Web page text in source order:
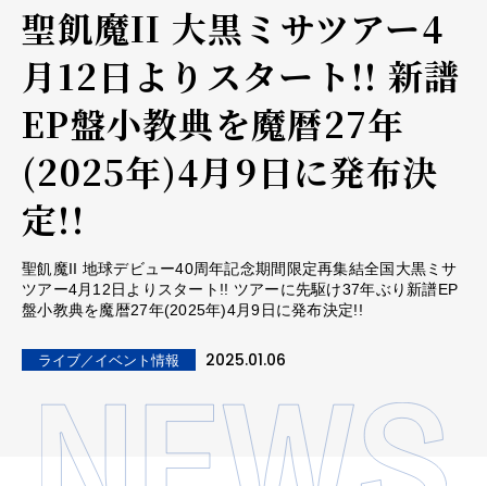
聖飢魔II 大黒ミサツアー4
月12日よりスタート!! 新譜
EP盤小教典を魔暦27年
(2025年)4月9日に発布決
定!!
聖飢魔II 地球デビュー40周年記念期間限定再集結全国大黒ミサ
ツアー4月12日よりスタート!! ツアーに先駆け37年ぶり新譜EP
盤小教典を魔暦27年(2025年)4月9日に発布決定!!
ライブ／イベント情報 2025.01.06